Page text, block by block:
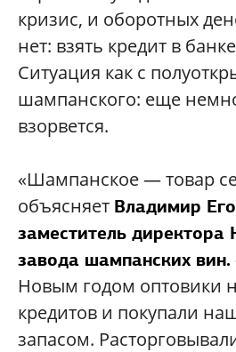
кризис, и оборотных
нет: взять кредит в
Ситуация как с
шампанского: еще
взорвется.
«Шампанское — товар
объясняет Владимир
заместитель директора
завода шампанских вин.
Новым годом оптовики
кредитов и покупали
запасом.